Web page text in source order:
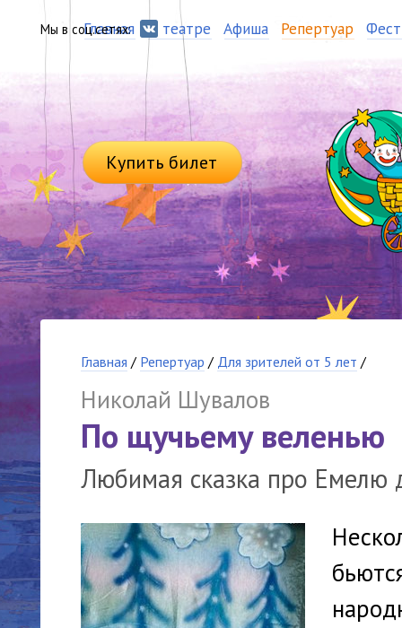
Мы в соц.сетях:
Главная О театре Афиша Репертуар
Купить билет
Главная / Репертуар / Для зрителей от 5 лет /
Николай Шувалов
По щучьему веленью
Любимая сказка про Емелю